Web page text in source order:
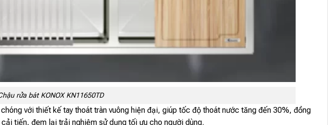
rửa bát KONOX KN11650TD
với thiết kế tay thoát tràn vuông hiện đại, giúp tốc độ thoát nước tăng đến 30%, đồng
tiến, đem lại trải nghiệm sử dụng tối ưu cho người dùng.